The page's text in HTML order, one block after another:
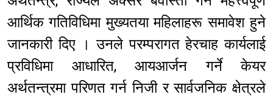
आर्थिक गतिविधिमा मुख्यतया महिलाहरू समावेश हुने
जानकारी दिए । उनले परम्परागत हेरचाह कार्यलाई
प्रविधिमा आधारित, आयआर्जन गर्ने केयर
अर्थतन्त्रमा परिणत गर्न निजी र सार्वजनिक क्षेत्रले